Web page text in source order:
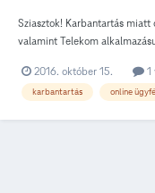
Sziasztok! Karbantartás miatt
valamint Telekom
időszakban ezeken keresztül
lehetőség, a számlák banki
igénybevételét, az
2016. október 15. 1
karbantartás online